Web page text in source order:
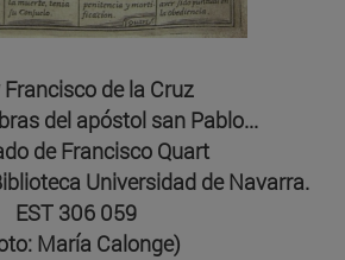
Francisco de la Cruz
del apóstol san Pablo...
de Francisco Quart
Universidad de Navarra.
EST 306 059
María Calonge)